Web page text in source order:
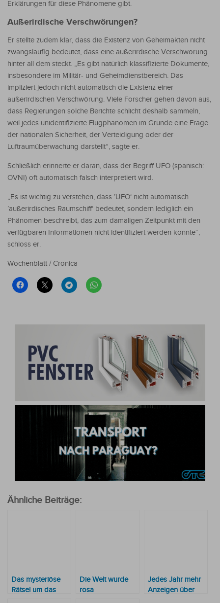
Erklärungen für diese Phänomene gibt.
Außerirdische Verschwörungen?
Er stellte zudem klar, dass die Existenz von Geheimakten nicht
zwangsläufig bedeutet, dass eine außerirdische Verschwörung
hinter all dem steckt. „Es gibt natürlich klassifizierte Dokumente,
insbesondere im Militär- und Geheimdienstbereich. Das
impliziert jedoch nicht automatisch die Existenz einer
außerirdischen Verschwörung. Viele Forscher gehen davon aus,
dass Regierungen solche Berichte schlicht deshalb sammeln,
weil jedes unidentifizierte Flugphänomen im Grunde eine Frage
der nationalen Sicherheit, der Verteidigung oder der
Luftraumüberwachung darstellt“, sagte er.
Schließlich erinnerte er daran, dass der Begriff UFO (spanisch:
OVNI) oft automatisch falsch interpretiert wird.
„Es ist wichtig zu verstehen, dass ’UFO‘ nicht automatisch
’außerirdisches Raumschiff‘ bedeutet, sondern lediglich ein
Phänomen beschreibt, das zum damaligen Zeitpunkt mit den
verfügbaren Informationen nicht identifiziert werden konnte“,
schloss er.
Wochenblatt / Cronica
Ähnliche Beiträge:
Das mysteriöse
Rätsel um das
Die Welt wurde
rosa
Jedes Jahr mehr
Anzeigen über